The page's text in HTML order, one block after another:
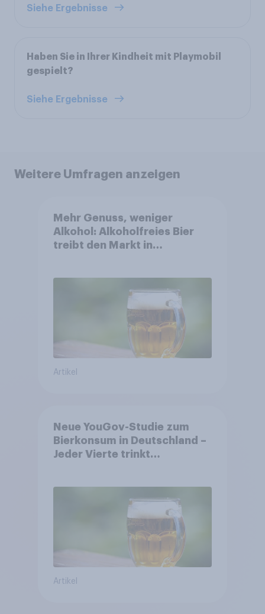
Siehe Ergebnisse
Haben Sie in Ihrer Kindheit mit Playmobil
gespielt?
Siehe Ergebnisse
Weitere Umfragen anzeigen
Mehr Genuss, weniger
Alkohol: Alkoholfreies Bier
treibt den Markt in
Artikel
Neue YouGov-Studie zum
Bierkonsum in Deutschland –
Jeder Vierte trinkt
wächst um über 23 Prozent
Artikel